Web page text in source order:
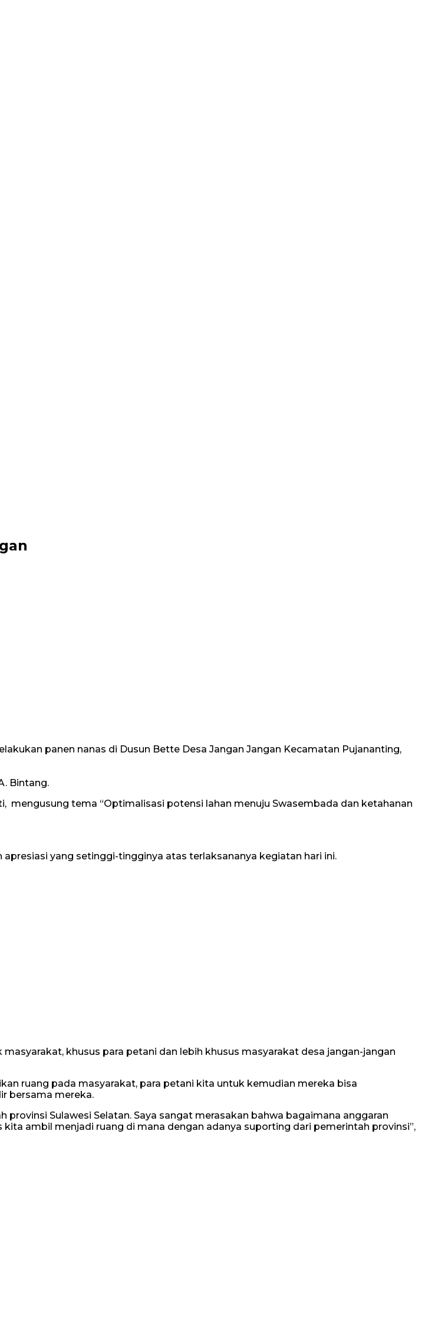
panen nanas di Dusun Bette Desa Jangan Jangan Kecamatan Pujananting,
Bintang.
mengusung tema “Optimalisasi potensi lahan menuju Swasembada dan ketahanan
yang setinggi-tingginya atas terlaksananya kegiatan hari ini.
khusus para petani dan lebih khusus masyarakat desa jangan-jangan
ruang pada masyarakat, para petani kita untuk kemudian mereka bisa
bersama mereka.
Sulawesi Selatan. Saya sangat merasakan bahwa bagaimana anggaran
ambil menjadi ruang di mana dengan adanya suporting dari pemerintah provinsi”,